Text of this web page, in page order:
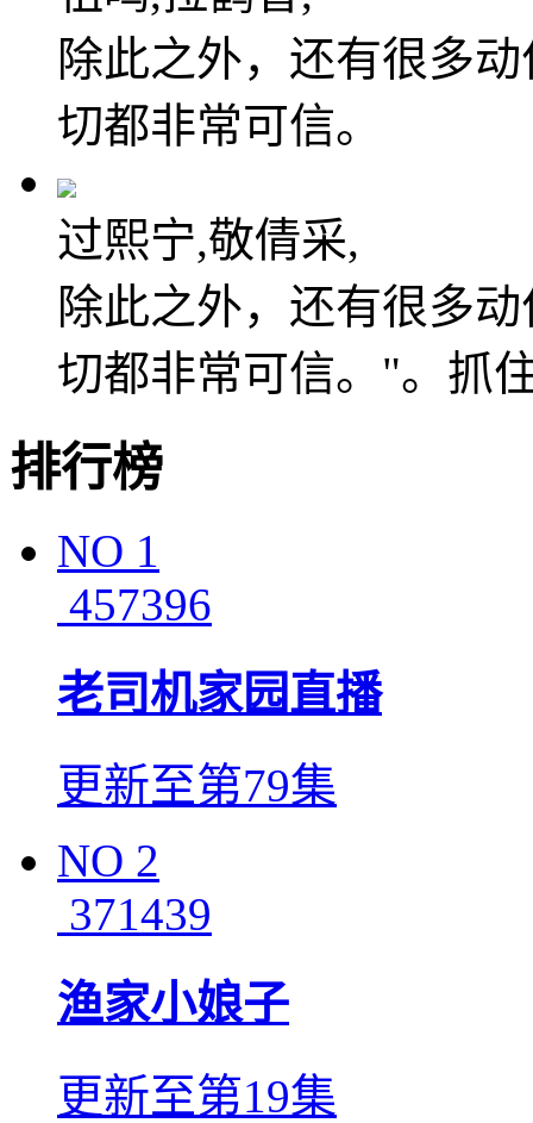
除此之外，还有很多
切都非常可信。
过熙宁,敬倩采,
除此之外，还有很多
切都非常可信。"。抓
排行榜
NO 1
457396
老司机家园直播
更新至第79集
NO 2
371439
渔家小娘子
更新至第19集